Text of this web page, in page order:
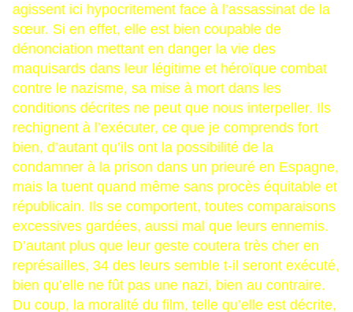
agissent ici hypocritement face à l’assassinat de la
sœur. Si en effet, elle est bien coupable de
dénonciation mettant en danger la vie des
maquisards dans leur légitime et héroïque combat
contre le nazisme, sa mise à mort dans les
conditions décrites ne peut que nous interpeller. Ils
rechignent à l’exécuter, ce que je comprends fort
bien, d’autant qu’ils ont la possibilité de la
condamner à la prison dans un prieuré en Espagne,
mais la tuent quand même sans procès équitable et
républicain. Ils se comportent, toutes comparaisons
excessives gardées, aussi mal que leurs ennemis.
D’autant plus que leur geste coutera très cher en
représailles, 34 des leurs semble t-il seront exécuté,
bien qu’elle ne fût pas une nazi, bien au contraire.
Du coup, la moralité du film, telle qu’elle est décrite,